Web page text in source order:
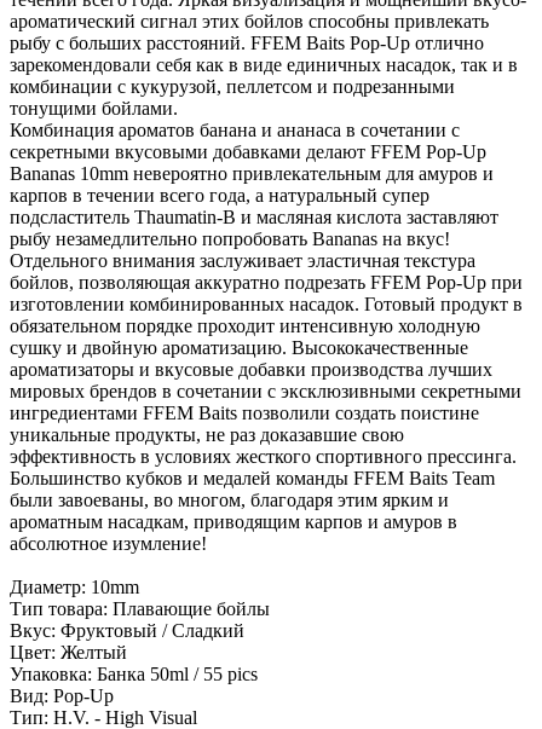
ароматический сигнал этих бойлов способны привлекать
рыбу с больших расстояний. FFEM Baits Pop-Up отлично
зарекомендовали себя как в виде единичных насадок, так и в
комбинации с кукурузой, пеллетсом и подрезанными
тонущими бойлами.
Комбинация ароматов банана и ананаса в сочетании с
секретными вкусовыми добавками делают FFEM Pop-Up
Bananas 10mm невероятно привлекательным для амуров и
карпов в течении всего года, а натуральный супер
подсластитель Thaumatin-B и масляная кислота заставляют
рыбу незамедлительно попробовать Bananas на вкус!
Отдельного внимания заслуживает эластичная текстура
бойлов, позволяющая аккуратно подрезать FFEM Pop-Up при
изготовлении комбинированных насадок. Готовый продукт в
обязательном порядке проходит интенсивную холодную
сушку и двойную ароматизацию. Высококачественные
ароматизаторы и вкусовые добавки производства лучших
мировых брендов в сочетании с эксклюзивными секретными
ингредиентами FFEM Baits позволили создать поистине
уникальные продукты, не раз доказавшие свою
эффективность в условиях жесткого спортивного прессинга.
Большинство кубков и медалей команды FFEM Baits Team
были завоеваны, во многом, благодаря этим ярким и
ароматным насадкам, приводящим карпов и амуров в
абсолютное изумление!
Диаметр: 10mm
Тип товара: Плавающие бойлы
Вкус: Фруктовый / Сладкий
Цвет: Желтый
Упаковка: Банка 50ml / 55 pics
Вид: Pop-Up
Тип: H.V. - High Visual